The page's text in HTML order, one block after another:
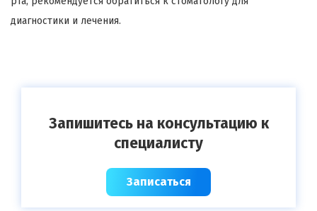
диагностики и лечения.
Запишитесь на консультацию к
специалисту
Записаться